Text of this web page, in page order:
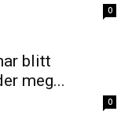
0
blitt
meg...
0